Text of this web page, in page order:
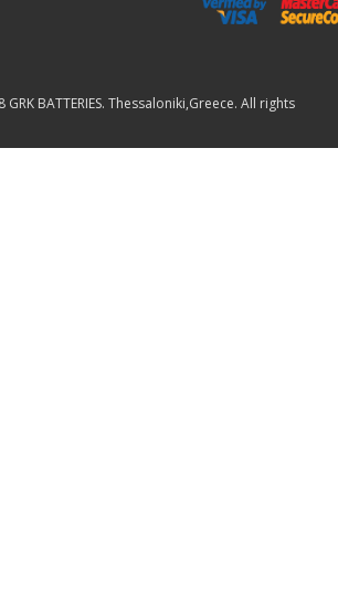
BATTERIES. Thessaloniki,Greece. All rights